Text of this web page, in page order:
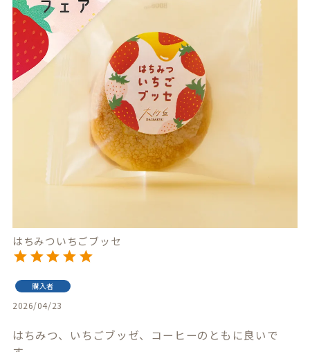
はちみついちごブッセ
購入者
2026/04/23
はちみつ、いちごブッゼ、コーヒーのともに良いで